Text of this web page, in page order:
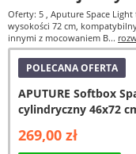
Oferty: 5 , Aputure Space
wysokości 72 cm,
innymi z mocowaniem B...
POLECANA OFERTA
APUTURE Softbox
cylindryczny 46x72
269,00 zł